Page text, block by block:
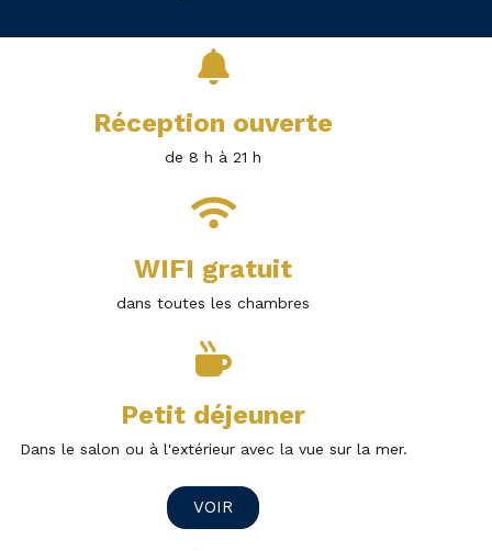
Réception ouverte
de 8 h à 21 h
WIFI gratuit
dans toutes les chambres
Petit déjeuner
Dans le salon ou à l'extérieur avec la vue sur la mer.
VOIR